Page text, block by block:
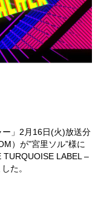
」2月16日(火)放送分
）が”宮里ソル”様に
TURQUOISE LABEL –
た。